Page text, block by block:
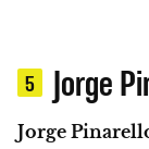
5 Jorge
Jorge